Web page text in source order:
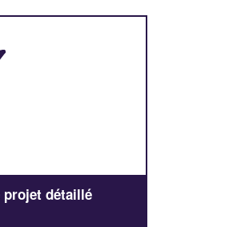
projet détaillé